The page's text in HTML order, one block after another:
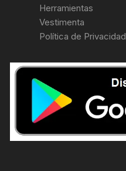
Herramientas
Vestimenta
Política de Privacidad